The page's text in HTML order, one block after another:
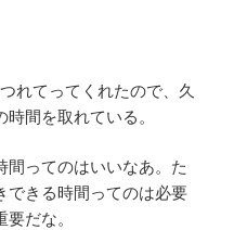
れてってくれたので、久
間を取れている。
間ってのはいいなあ。た
できる時間ってのは必要
だな。